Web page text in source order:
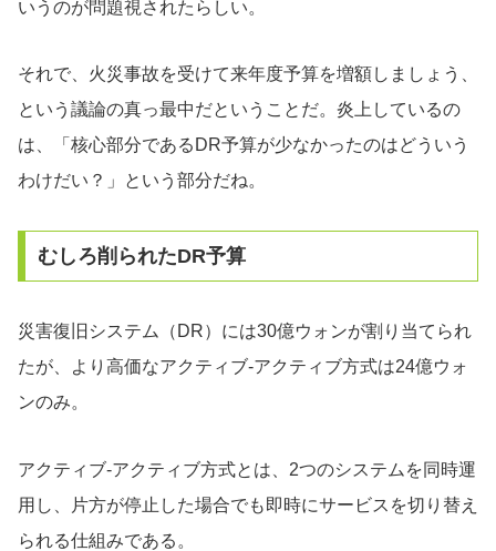
いうのが問題視されたらしい。
それで、火災事故を受けて来年度予算を増額しましょう、
という議論の真っ最中だということだ。炎上しているの
は、「核心部分であるDR予算が少なかったのはどういう
わけだい？」という部分だね。
むしろ削られたDR予算
災害復旧システム（DR）には30億ウォンが割り当てられ
たが、より高価なアクティブ-アクティブ方式は24億ウォ
ンのみ。
アクティブ-アクティブ方式とは、2つのシステムを同時運
用し、片方が停止した場合でも即時にサービスを切り替え
られる仕組みである。